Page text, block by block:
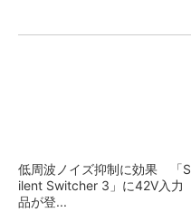
低周波ノイズ抑制に効果 「S
ilent Switcher 3」に42V入力
品が登...